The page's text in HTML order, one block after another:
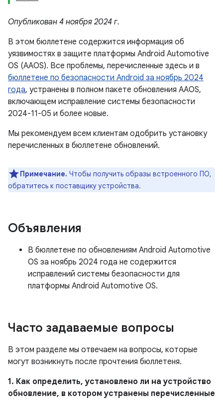
Опубликован 4 ноября 2024 г.
В этом бюллетене содержится информация об
уязвимостях в защите платформы Android Automotive
OS (AAOS). Все проблемы, перечисленные здесь и в
бюллетене по безопасности Android за ноябрь 2024
года, устранены в полном пакете обновления AAOS,
включающем исправление системы безопасности
2024-11-05 и более новые.
Мы рекомендуем всем клиентам одобрить установку
перечисленных в бюллетене обновлений.
Примечание. Чтобы получить образы встроенного ПО,
обратитесь к поставщику устройства.
Объявления
В бюллетене по обновлениям Android Automotive
OS за ноябрь 2024 года не содержится
исправлений системы безопасности для
платформы Android Automotive OS.
Часто задаваемые вопросы
В этом разделе мы отвечаем на вопросы, которые
могут возникнуть после прочтения бюллетеня.
1. Как определить, установлено ли на устройство
обновление, в котором устранены перечисленные